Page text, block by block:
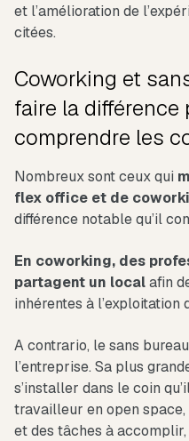
et l’amélioration de
citées.
Coworking et
faire la différence
comprendre les
Nombreux sont ceux qui
flex office et de
différence notable qu’il
En coworking, des
partagent un localafin
inhérentes à l’exploitation
A contrario, le sans
l’entreprise. Sa plus
s’installer dans le coin
travailleur en open
et des tâches à